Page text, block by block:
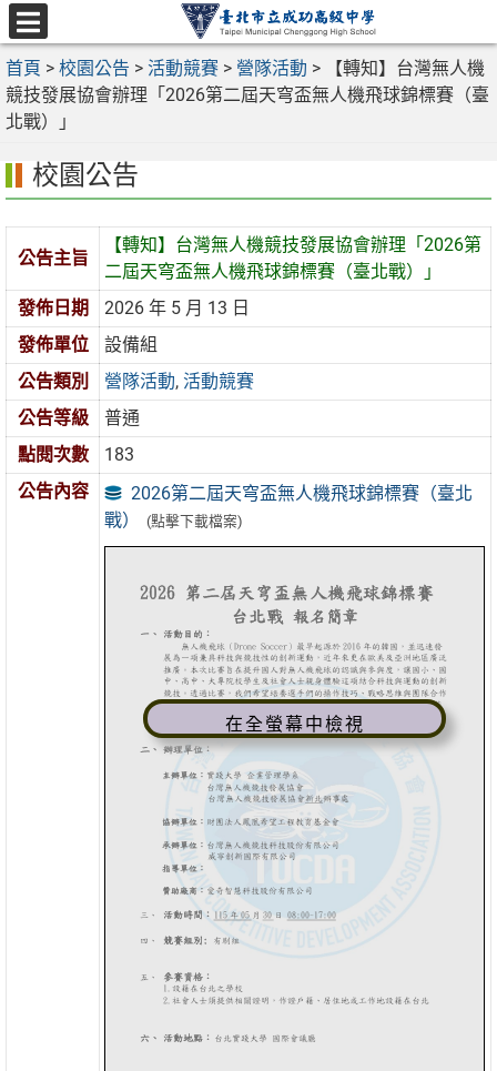
跳
至
主
要
內
選
單
首頁 > 校園公告 > 活動競賽 > 營隊活動 >
【轉知】台灣無人機
競技發展協會辦理「2026第二屆天穹盃無人機飛球錦標賽（臺
北戰）」
校園公告
公告主旨
【轉知】台灣無人機競技發展協會辦理「2026第
二屆天穹盃無人機飛球錦標賽（臺北戰）」
發佈日期
2026 年 5 月 13 日
發佈單位
設備組
公告類別
營隊活動,活動競賽
公告等級
普通
點閱次數
183
公告內容
2026第二屆天穹盃無人機飛球錦標賽（臺北
戰）
(點擊下載檔案)
在全螢幕中檢視